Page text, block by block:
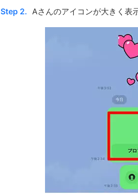
Step 2. Aさんのアイコンが大きく表